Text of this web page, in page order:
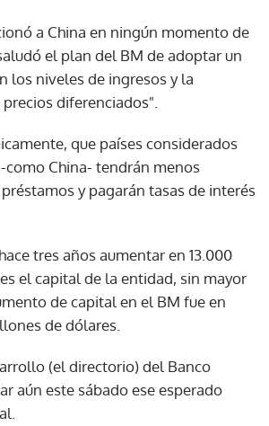
a China en ningún momento de
el plan del BM de adoptar un
los niveles de ingresos y la
diferenciados".
que países considerados
como China- tendrán menos
y pagarán tasas de interés
tres años aumentar en 13.000
el capital de la entidad, sin mayor
de capital en el BM fue en
de dólares.
(el directorio) del Banco
aún este sábado ese esperado